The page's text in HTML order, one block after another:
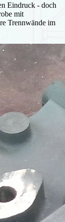
Eindruck - doch
mit
Trennwände im